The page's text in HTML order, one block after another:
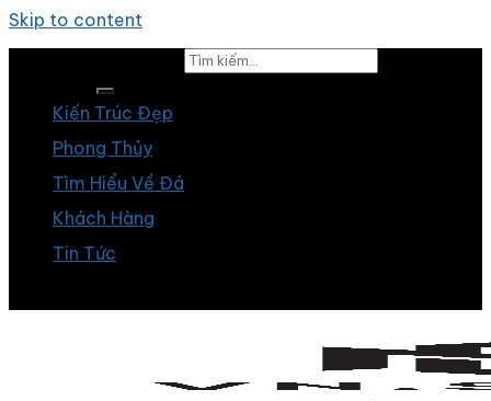
Skip to content
Kiến Trúc Đẹp
Phong Thủy
Tìm Hiểu Về Đá
Khách Hàng
Tin Tức